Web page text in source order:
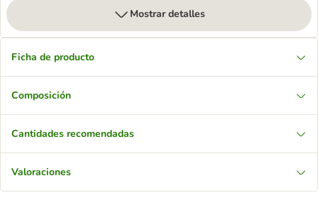
Mostrar detalles
Ficha de producto
Composición
Cantidades recomendadas
Valoraciones